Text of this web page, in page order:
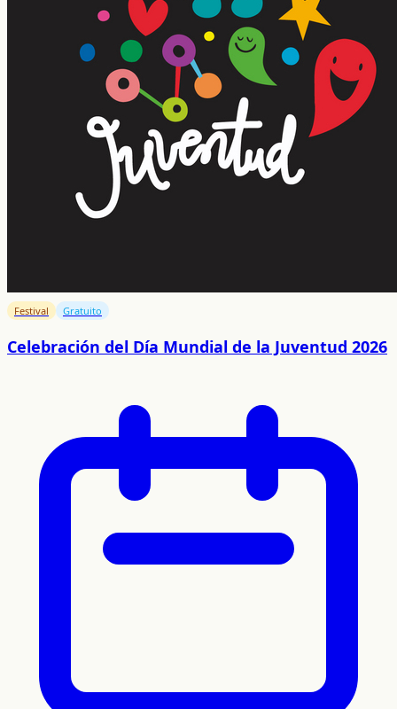
Festival Gratuito
Celebración del Día Mundial de la Juventud 2026